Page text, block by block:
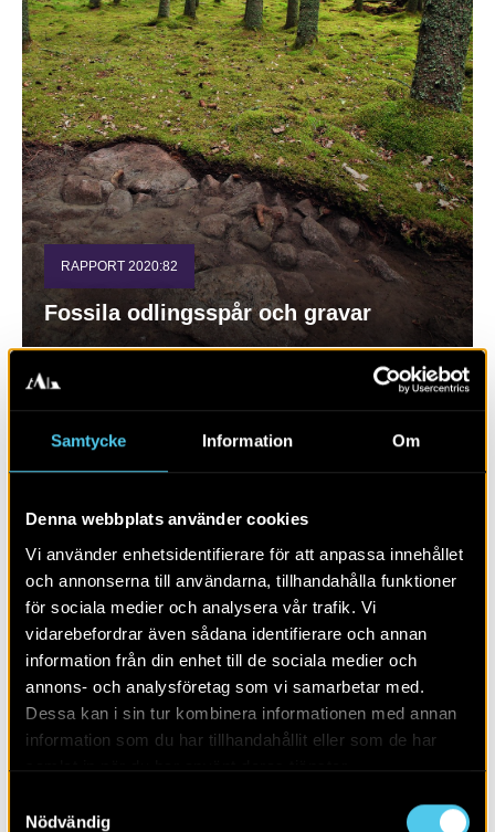
Samtycke Information Om
Denna webbplats använder cookies
Vi använder enhetsidentifierare för att anpassa innehållet
och annonserna till användarna, tillhandahålla funktioner
för sociala medier och analysera vår trafik. Vi
vidarebefordrar även sådana identifierare och annan
information från din enhet till de sociala medier och
annons- och analysföretag som vi samarbetar med.
Dessa kan i sin tur kombinera informationen med annan
information som du har tillhandahållit eller som de har
Nödvändig
RAPPORT 2020:82
Fossila odlingsspår och gravar
RAPPORT 2020:119
Väg 23